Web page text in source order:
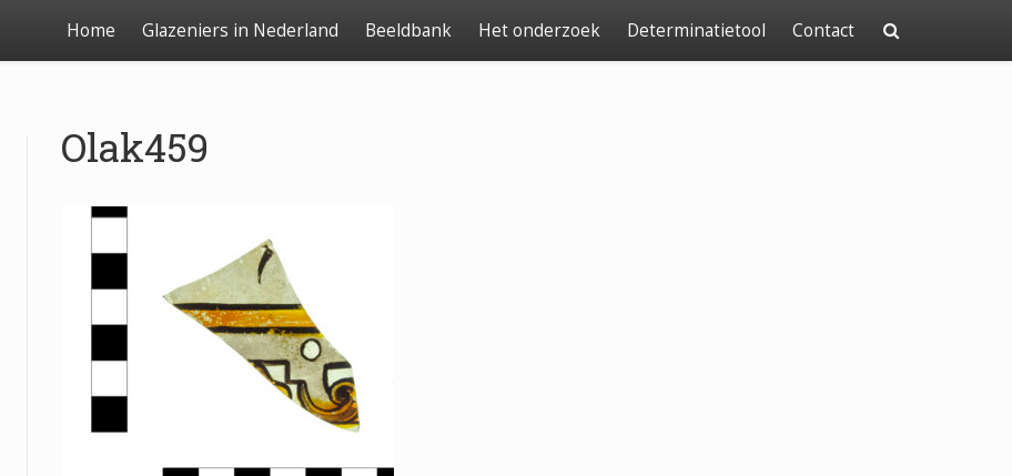
Home Glazeniers in Nederland Beeldbank Het onderzoek Determinatietool Contact
Olak459